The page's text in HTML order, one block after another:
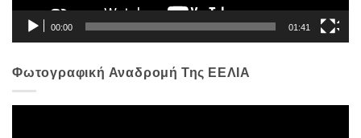
00:00 01:41
Φωτογραφική Αναδρομή Της ΕΕΛΙΑ